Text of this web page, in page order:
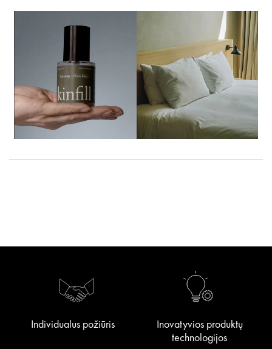
Individualus požiūris
Inovatyvios produktų
technologijos